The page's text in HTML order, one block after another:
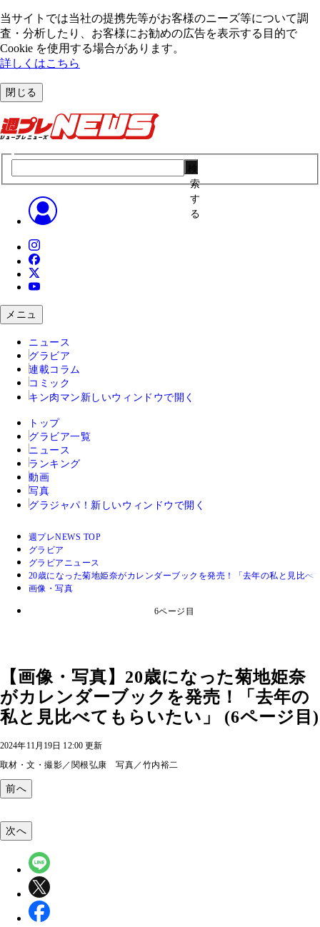
当サイトでは当社の提携先等がお客様のニーズ等について調
査・分析したり、お客様にお勧めの広告を表⽰する⽬的で
Cookie を使⽤する場合があります。
詳しくはこちら
閉じる
索
す
る
メニュ
ニュース
グラビア
連載コラム
コミック
キン肉マン 新しいウィンドウで開く
トップ
グラビア一覧
ニュース
ランキング
動画
写真
グラジャパ！ 新しいウィンドウで開く
週プレNEWS TOP
グラビア
グラビアニュース
20歳になった菊地姫奈がカレンダーブックを発売！「去年の私と見比べ
画像・写真
6ページ目
【画像・写真】20歳になった菊地姫奈
がカレンダーブックを発売！「去年の
私と見比べてもらいたい」 (6ページ目)
2024年11月19日 12:00 更新
取材・文・撮影／関根弘康 写真／竹内裕二
前へ
次へ